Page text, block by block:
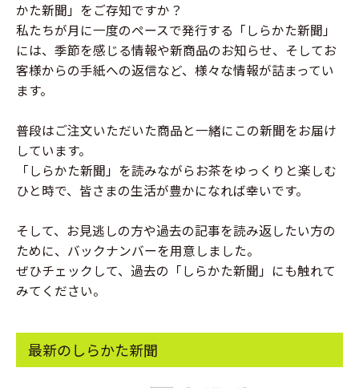
かた新聞」をご存知ですか？
私たちが月に一度のペースで発行する「しらかた新聞」
には、季節を感じる情報や新商品のお知らせ、そしてお
客様からの手紙への返信など、様々な情報が詰まってい
ます。
普段はご注文いただいた商品と一緒にこの新聞をお届け
しています。
「しらかた新聞」を読みながらお茶をゆっくりと楽しむ
ひと時で、皆さまの生活が豊かになれば幸いです。
そして、お見逃しの方や過去の記事を読み返したい方の
ために、バックナンバーを用意しました。
ぜひチェックして、過去の「しらかた新聞」にも触れて
みてください。
最新のしらかた新聞